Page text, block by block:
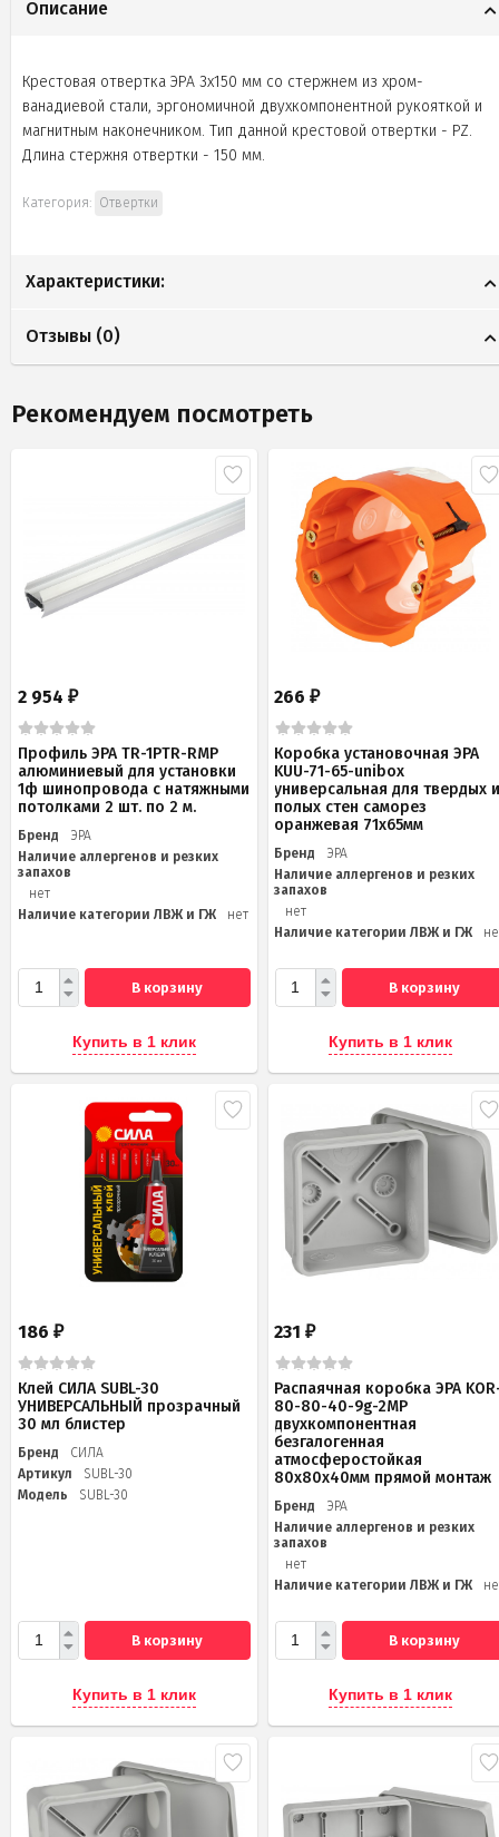
Описание
Крестовая отвертка ЭРА 3х150 мм со стержнем из хром-
ванадиевой стали, эргономичной двухкомпонентной рукояткой и
магнитным наконечником. Тип данной крестовой отвертки - PZ.
Длина стержня отвертки - 150 мм.
Категория: Отвертки
Характеристики:
Отзывы (0)
Рекомендуем посмотреть
2 954 ₽
Профиль ЭРА TR-1PTR-RMP
алюминиевый для установки
1ф шинопровода с натяжными
потолками 2 шт. по 2 м.
Бренд
ЭРА
Наличие аллергенов и резких
запахов
нет
Наличие категории ЛВЖ и ГЖ
нет
В корзину
Купить в 1 клик
266₽
Коробка установочная ЭРА
KUU-71-65-unibox
универсальная для твердых
полых стен саморез
оранжевая 71х65мм
Бренд
ЭРА
Наличие аллергенов и резких
запахов
нет
Наличие категории ЛВЖ и ГЖ
В корзину
Купить в 1 клик
186 ₽
Клей СИЛА SUBL-30
УНИВЕРСАЛЬНЫЙ прозрачный
30 мл блистер
Бренд
СИЛА
Артикул
SUBL-30
Модель
SUBL-30
В корзину
Купить в 1 клик
231₽
Распаячная коробка ЭРА
80-80-40-9g-2MP
двухкомпонентная
безгалогенная
атмосферостойкая
80х80х40мм прямой монтаж
Бренд
ЭРА
Наличие аллергенов и резких
запахов
нет
Наличие категории ЛВЖ и ГЖ
В корзину
Купить в 1 клик